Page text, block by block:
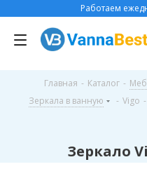
Работаем
Главная - Каталог -
Зеркала в ванную
- Vigo -
Зеркало